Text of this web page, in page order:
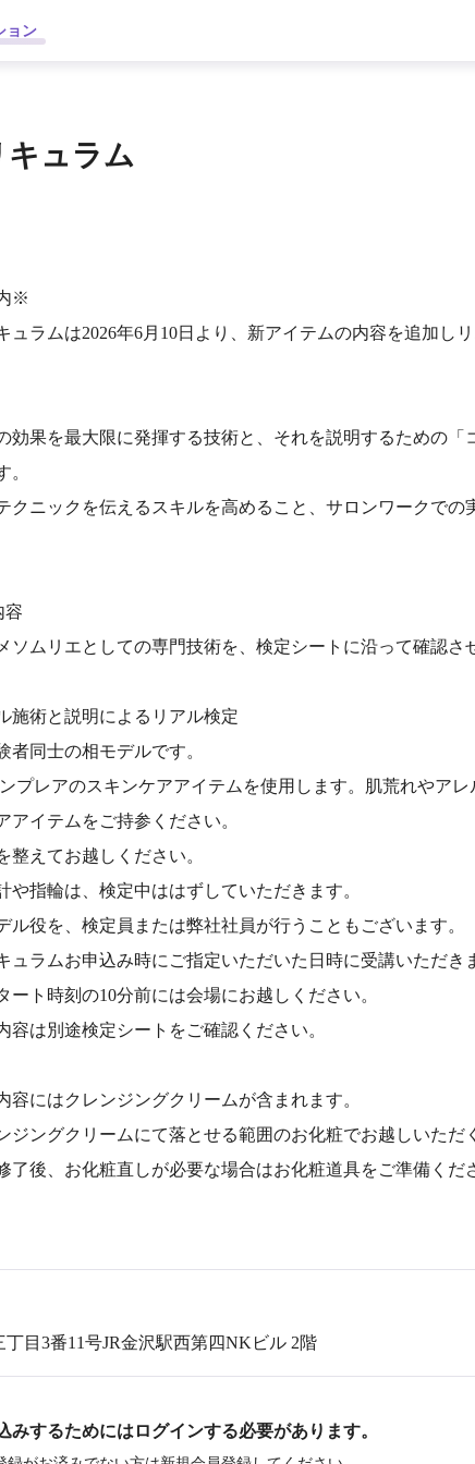
ョン
ュラム
※
ュラムは2026年6月10日より、新アイテムの内容を追加し
効果を最大限に発揮する技術と、それを説明するための
。
クニックを伝えるスキルを高めること、サロンワークでの
容
ソムリエとしての専門技術を、検定シートに沿って確認
施術と説明によるリアル検定
同士の相モデルです。
レアのスキンケアアイテムを使用します。肌荒れやアレ
アイテムをご持参ください。
えてお越しください。
指輪は、検定中ははずしていただきます。
役を、検定員または弊社社員が行うこともございます。
ュラムお申込み時にご指定いただいた日時に受講いただき
ト時刻の10分前には会場にお越しください。
容は別途検定シートをご確認ください。
容にはクレンジングクリームが含まれます。
ングクリームにて落とせる範囲のお化粧でお越しいただ
後、お化粧直しが必要な場合はお化粧道具をご準備くだ
目3番11号JR金沢駅西第四NKビル 2階
みするためにはログインする必要があります。